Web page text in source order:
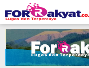
to
content